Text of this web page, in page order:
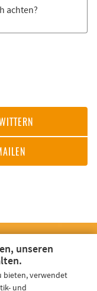
ach­ten?
unseren
bieten, verwendet
und